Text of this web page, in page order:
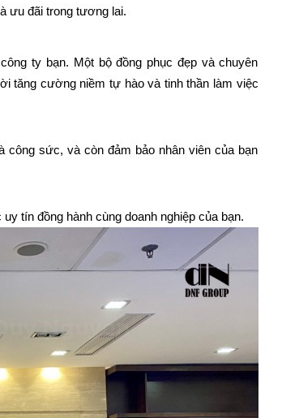
ưu đãi trong tương lai.
ty bạn. Một bộ đồng phục đẹp và chuyên
tăng cường niềm tự hào và tinh thần làm việc
công sức, và còn đảm bảo nhân viên của bạn
tín đồng hành cùng doanh nghiệp của bạn.